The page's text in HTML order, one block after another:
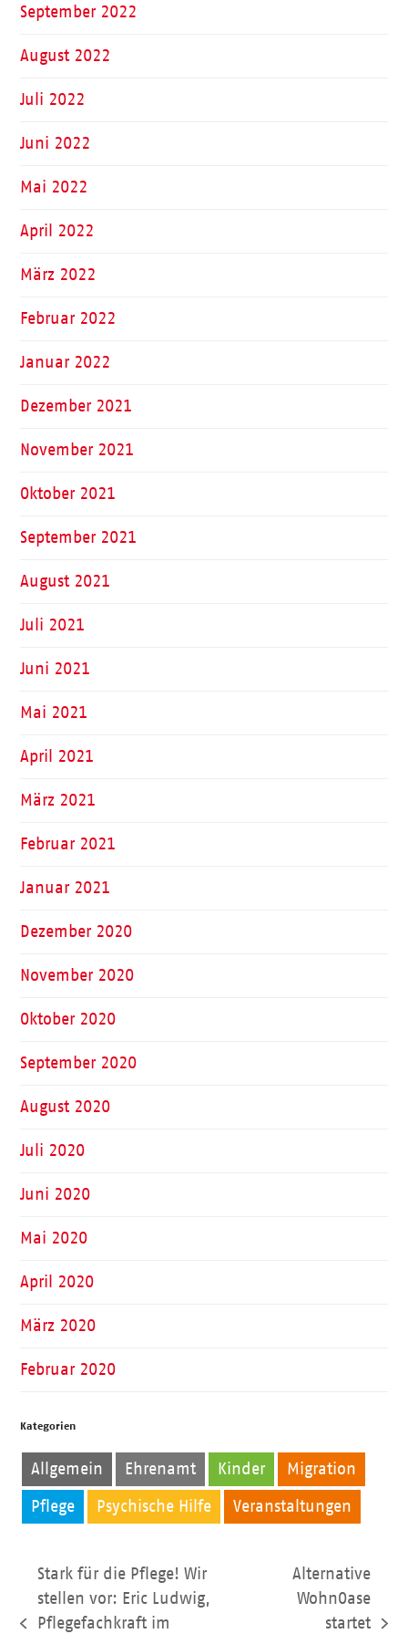
September 2022
August 2022
Juli 2022
Juni 2022
Mai 2022
April 2022
März 2022
Februar 2022
Januar 2022
Dezember 2021
November 2021
Oktober 2021
September 2021
August 2021
Juli 2021
Juni 2021
Mai 2021
April 2021
März 2021
Februar 2021
Januar 2021
Dezember 2020
November 2020
Oktober 2020
September 2020
August 2020
Juli 2020
Juni 2020
Mai 2020
April 2020
März 2020
Februar 2020
Kategorien
Allgemein Ehrenamt Kinder Migration
Pflege Psychische Hilfe Veranstaltungen
Stark für die Pflege! Wir
stellen vor: Eric Ludwig,
Pflegefachkraft im
Alternative
WohnOase
startet